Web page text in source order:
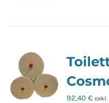
92,40€ exkl.